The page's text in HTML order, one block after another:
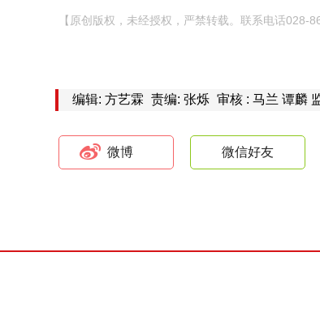
【原创版权，未经授权，严禁转载。联系电话028-
编辑: 方艺霖 责编: 张烁 审核 : 马兰 谭麟
微博 微信好友